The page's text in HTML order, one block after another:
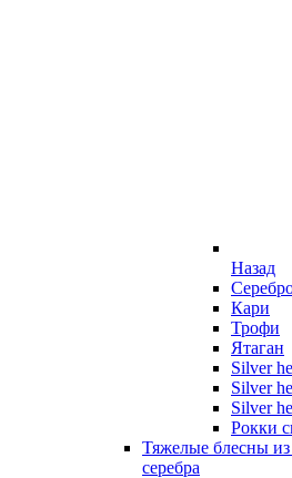
Назад
Кари
Трофи
Ятаган
Silver
Silver
Silver
Рокки
Тяжелые блесны
серебра